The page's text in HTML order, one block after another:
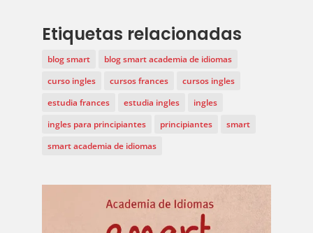
Etiquetas relacionadas
blog smart
blog smart academia de idiomas
curso ingles
cursos frances
cursos ingles
estudia frances
estudia ingles
ingles
ingles para principiantes
principiantes
smart
smart academia de idiomas